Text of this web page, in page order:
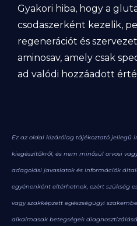
Gyakori hiba, hogy a
csodaszerként kezelik,
regenerációt és
aminosav, amely csak
ad valódi hozzáadott
Ez az oldal kizárólag tájékoztató
kiegészítőkről, és nem minősül orvosi
adagolási javaslatok és információk
egyénenként eltérhetnek, ezért szükség
vagy szakképzett egészségügyi
alkalmasak betegségek